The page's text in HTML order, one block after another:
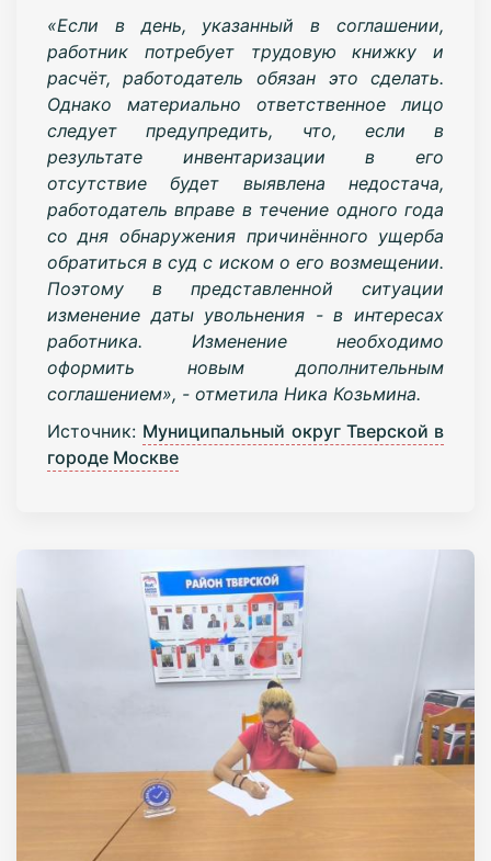
«Если в день, указанный в соглашении,
работник потребует трудовую книжку и
расчёт, работодатель обязан это сделать.
Однако материально ответственное лицо
следует предупредить, что, если в
результате инвентаризации в его
отсутствие будет выявлена недостача,
работодатель вправе в течение одного года
со дня обнаружения причинённого ущерба
обратиться в суд с иском о его возмещении.
Поэтому в представленной ситуации
изменение даты увольнения - в интересах
работника. Изменение необходимо
оформить новым дополнительным
соглашением», - отметила Ника Козьмина.
Источник: Муниципальный округ Тверской в
городе Москве